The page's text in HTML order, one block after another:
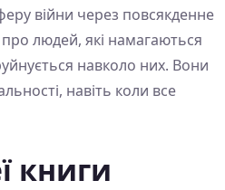
війни через повсякденне
про людей, які намагаються
навколо них. Вони
навіть коли все
книги